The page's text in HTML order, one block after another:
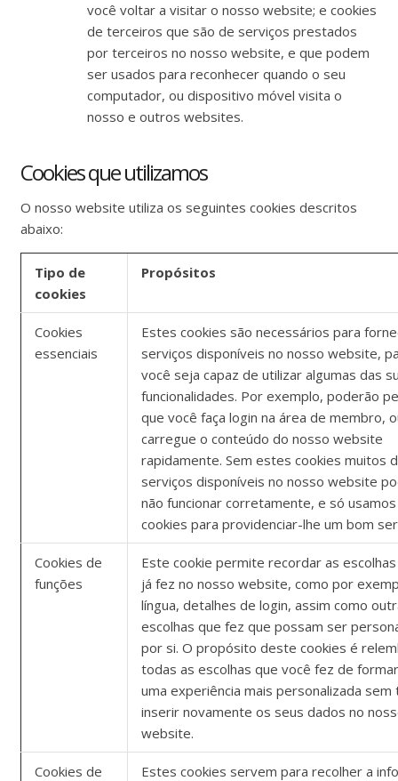
você voltar a visitar o nosso website; e cookies
de terceiros que são de serviços prestados
por terceiros no nosso website, e que podem
ser usados para reconhecer quando o seu
computador, ou dispositivo móvel visita o
nosso e outros websites.
Cookies que utilizamos
O nosso website utiliza os seguintes cookies descritos
abaixo:
Tipo de
cookies
Propósitos
Cookies
essenciais
Estes cookies são necessários para
serviços disponíveis no nosso website,
você seja capaz de utilizar algumas das
funcionalidades. Por exemplo, poderão
que você faça login na área de membro,
carregue o conteúdo do nosso website
rapidamente. Sem estes cookies muitos
serviços disponíveis no nosso website
não funcionar corretamente, e só
cookies para providenciar-lhe um bom
Cookies de
funções
Este cookie permite recordar as
já fez no nosso website, como por
língua, detalhes de login, assim como
escolhas que fez que possam ser
por si. O propósito deste cookies é
todas as escolhas que você fez de
uma experiência mais personalizada sem
inserir novamente os seus dados no
website.
Cookies de Estes cookies servem para recolher a